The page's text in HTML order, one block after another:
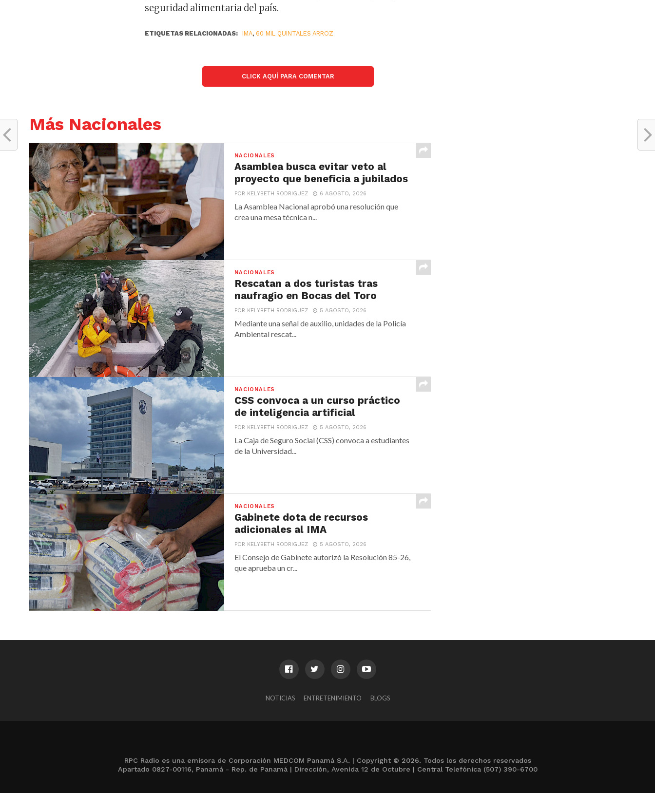
seguridad alimentaria del país.
ETIQUETAS RELACIONADAS: IMA, 60 MIL QUINTALES ARROZ
CLICK AQUÍ PARA COMENTAR
Más Nacionales
NACIONALES
Asamblea busca evitar veto al
proyecto que beneficia a jubilados
POR KELYBETH RODRIGUEZ 6 AGOSTO, 2026
La Asamblea Nacional aprobó una resolución que
crea una mesa técnica n...
NACIONALES
Rescatan a dos turistas tras
naufragio en Bocas del Toro
POR KELYBETH RODRIGUEZ 5 AGOSTO, 2026
Mediante una señal de auxilio, unidades de la Policía
Ambiental rescat...
NACIONALES
CSS convoca a un curso práctico
de inteligencia artificial
POR KELYBETH RODRIGUEZ 5 AGOSTO, 2026
La Caja de Seguro Social (CSS) convoca a estudiantes
de la Universidad...
NACIONALES
Gabinete dota de recursos
adicionales al IMA
POR KELYBETH RODRIGUEZ 5 AGOSTO, 2026
El Consejo de Gabinete autorizó la Resolución 85-26,
que aprueba un cr...
NOTICIAS ENTRETENIMIENTO BLOGS
RPC Radio es una emisora de Corporación MEDCOM Panamá S.A. | Copyright © 2026. Todos los derechos reservados
Apartado 0827-00116, Panamá - Rep. de Panamá | Dirección, Avenida 12 de Octubre | Central Telefónica (507) 390-6700